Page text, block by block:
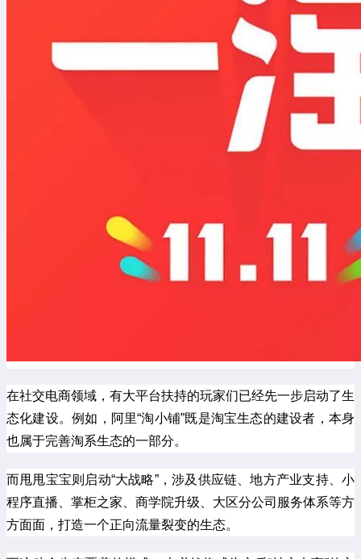
在社交电商领域，有大平台扶持的玩家们已经先一步启动了生
态化建设。例如，阿里“淘小铺”既是淘宝生态的建设者，本身
也属于完善淘系生态的一部分。
而甩甩宝宝则启动“大战略”，涉及供应链、地方产业支持、 小
程序直播 、掌柜之家、商学院升级、大区分公司服务体系等方
方面面，打造一个正向流量裂变的生态。